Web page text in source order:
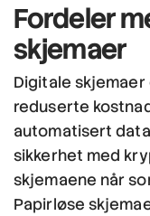
Fordeler
skjemaer
Digitale
reduserte
automatisert
sikkerhet med
skjemaene når
Papirløse